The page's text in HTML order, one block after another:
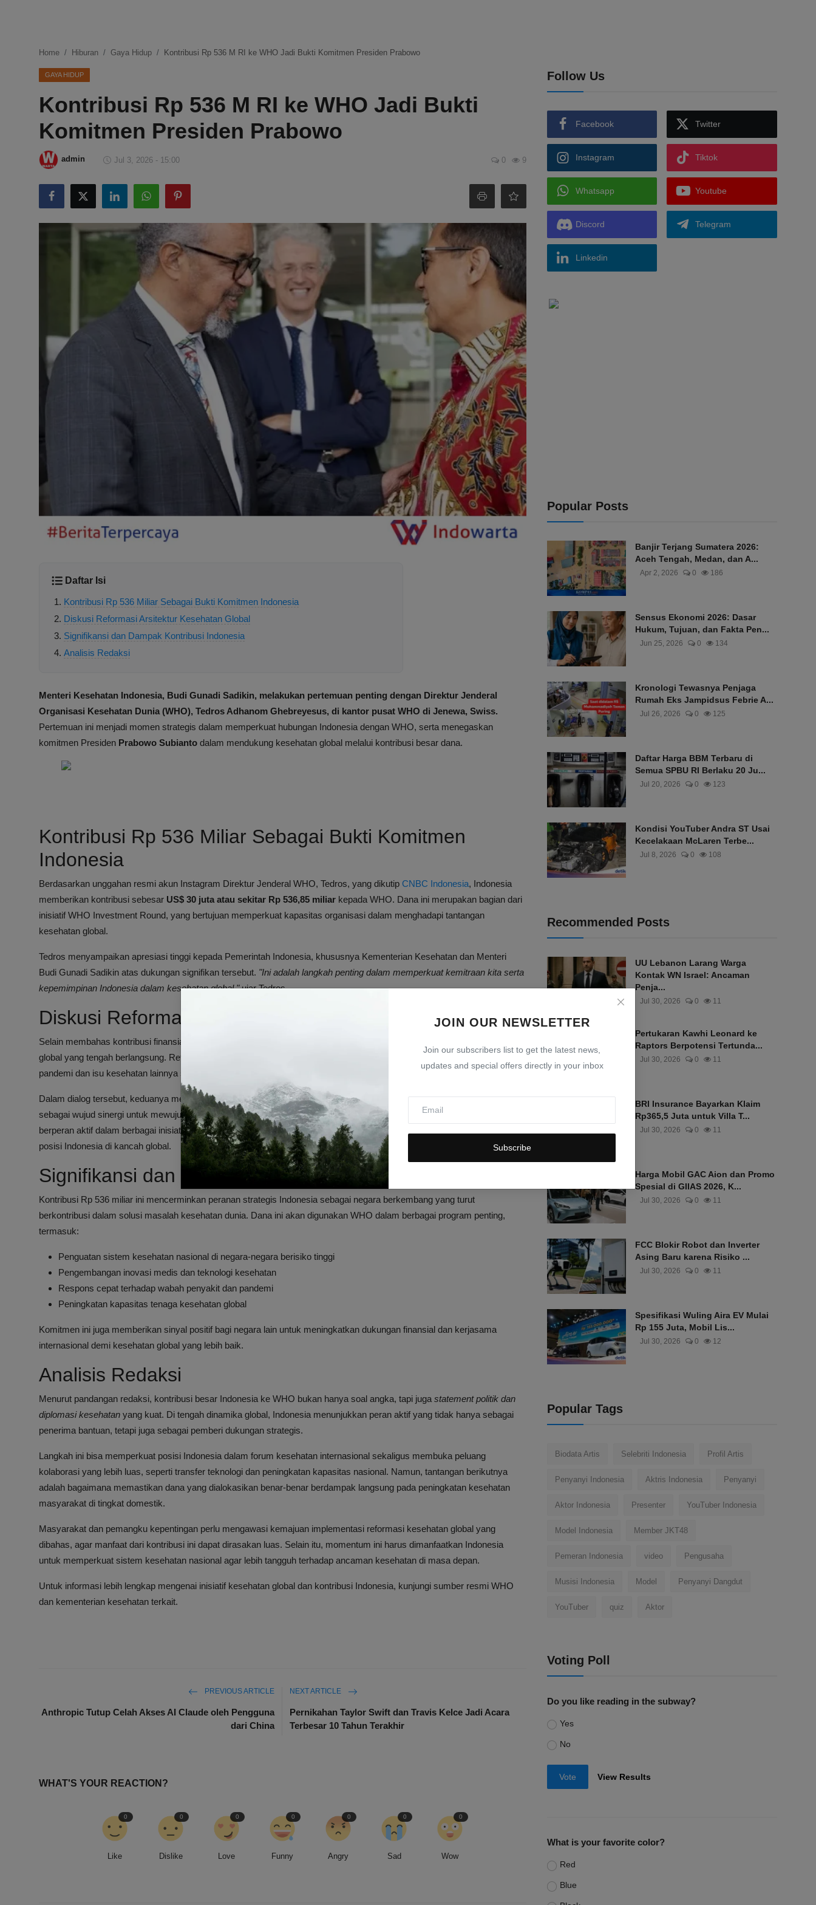
Ekonomi
Internasional
Teknologi
Hiburan
Kesehatan
JOIN OUR NEWSLETTER
Join our subscribers list to get the latest news,
updates and special offers directly in your inbox
Subscribe
Home Hiburan Gaya Hidup Kontribusi Rp 536 M RI ke WHO Jadi Bukti Komitmen Presiden Prabowo
GAYA HIDUP
Kontribusi Rp 536 M RI ke WHO Jadi Bukti
Komitmen Presiden Prabowo
admin Jul 3, 2026 - 15:00 0 9
Daftar Isi
Kontribusi Rp 536 Miliar Sebagai Bukti Komitmen Indonesia
Diskusi Reformasi Arsitektur Kesehatan Global
Signifikansi dan Dampak Kontribusi Indonesia
Analisis Redaksi
Menteri Kesehatan Indonesia, Budi Gunadi Sadikin, melakukan pertemuan penting dengan Direktur Jenderal
Organisasi Kesehatan Dunia (WHO), Tedros Adhanom Ghebreyesus, di kantor pusat WHO di Jenewa, Swiss.
Pertemuan ini menjadi momen strategis dalam memperkuat hubungan Indonesia dengan WHO, serta menegaskan
komitmen Presiden Prabowo Subianto dalam mendukung kesehatan global melalui kontribusi besar dana.
Kontribusi Rp 536 Miliar Sebagai Bukti Komitmen
Indonesia
Berdasarkan unggahan resmi akun Instagram Direktur Jenderal WHO, Tedros, yang dikutip CNBC Indonesia, Indonesia
memberikan kontribusi sebesar US$ 30 juta atau sekitar Rp 536,85 miliar kepada WHO. Dana ini merupakan bagian dari
inisiatif WHO Investment Round, yang bertujuan memperkuat kapasitas organisasi dalam menghadapi tantangan
kesehatan global.
Tedros menyampaikan apresiasi tinggi kepada Pemerintah Indonesia, khususnya Kementerian Kesehatan dan Menteri
Budi Gunadi Sadikin atas dukungan signifikan tersebut. "Ini adalah langkah penting dalam memperkuat kemitraan kita serta
kepemimpinan Indonesia dalam kesehatan global,"ujar Tedros.
Diskusi Reformasi Arsitektur Kesehatan Global
Selain membahas kontribusi finansial, pertemuan ini juga digunakan untuk mendiskusikan reformasi arsitektur kesehatan
global yang tengah berlangsung. Reformasi ini bertujuan meningkatkan respons dan koordinasi WHO dalam menghadapi
pandemi dan isu kesehatan lainnya secara lebih efektif.
Dalam dialog tersebut, keduanya menekankan pentingnya kolaborasi lebih dalam melalui penguatan Pusat Inovasi WHO,
sebagai wujud sinergi untuk mewujudkan#HealthForAll. Menteri Budi Gunadi menegaskan komitmen Indonesia untuk terus
berperan aktif dalam berbagai inisiatif kesehatan internasional, sejalan dengan visi Presiden Prabowo untuk memperkuat
posisi Indonesia di kancah global.
Signifikansi dan Dampak Kontribusi Indonesia
Kontribusi Rp 536 miliar ini mencerminkan peranan strategis Indonesia sebagai negara berkembang yang turut
berkontribusi dalam solusi masalah kesehatan dunia. Dana ini akan digunakan WHO dalam berbagai program penting,
termasuk:
Penguatan sistem kesehatan nasional di negara-negara berisiko tinggi
Pengembangan inovasi medis dan teknologi kesehatan
Respons cepat terhadap wabah penyakit dan pandemi
Peningkatan kapasitas tenaga kesehatan global
Komitmen ini juga memberikan sinyal positif bagi negara lain untuk meningkatkan dukungan finansial dan kerjasama
internasional demi kesehatan global yang lebih baik.
Analisis Redaksi
Menurut pandangan redaksi, kontribusi besar Indonesia ke WHO bukan hanya soal angka, tapi juga statement politik dan
diplomasi kesehatan yang kuat. Di tengah dinamika global, Indonesia menunjukkan peran aktif yang tidak hanya sebagai
penerima bantuan, tetapi juga sebagai pemberi dukungan strategis.
Langkah ini bisa memperkuat posisi Indonesia dalam forum kesehatan internasional sekaligus membuka peluang
kolaborasi yang lebih luas, seperti transfer teknologi dan peningkatan kapasitas nasional. Namun, tantangan berikutnya
adalah bagaimana memastikan dana yang dialokasikan benar-benar berdampak langsung pada peningkatan kesehatan
masyarakat di tingkat domestik.
Masyarakat dan pemangku kepentingan perlu mengawasi kemajuan implementasi reformasi kesehatan global yang
dibahas, agar manfaat dari kontribusi ini dapat dirasakan luas. Selain itu, momentum ini harus dimanfaatkan Indonesia
untuk memperkuat sistem kesehatan nasional agar lebih tangguh terhadap ancaman kesehatan di masa depan.
Untuk informasi lebih lengkap mengenai inisiatif kesehatan global dan kontribusi Indonesia, kunjungi sumber resmi WHO
dan kementerian kesehatan terkait.
PREVIOUS ARTICLE
Anthropic Tutup Celah Akses AI Claude oleh Pengguna
dari China
NEXT ARTICLE
Pernikahan Taylor Swift dan Travis Kelce Jadi Acara
Terbesar 10 Tahun Terakhir
WHAT'S YOUR REACTION?
Like
0
Dislike
0
Love
0
Funny
0
Angry
0
Sad
0
Wow
0
Follow Us
Facebook Twitter
Instagram Tiktok
Whatsapp Youtube
Discord Telegram
Linkedin
Popular Posts
Banjir Terjang Sumatera 2026:
Aceh Tengah, Medan, dan A...
Apr 2, 2026 0 186
Sensus Ekonomi 2026: Dasar
Hukum, Tujuan, dan Fakta Pen...
Jun 25, 2026 0 134
Kronologi Tewasnya Penjaga
Rumah Eks Jampidsus Febrie A...
Jul 26, 2026 0 125
Daftar Harga BBM Terbaru di
Semua SPBU RI Berlaku 20 Ju...
Jul 20, 2026 0 123
Kondisi YouTuber Andra ST Usai
Kecelakaan McLaren Terbe...
Jul 8, 2026 0 108
Recommended Posts
UU Lebanon Larang Warga
Kontak WN Israel: Ancaman
Penja...
Jul 30, 2026 0 11
Pertukaran Kawhi Leonard ke
Raptors Berpotensi Tertunda...
Jul 30, 2026 0 11
BRI Insurance Bayarkan Klaim
Rp365,5 Juta untuk Villa T...
Jul 30, 2026 0 11
Harga Mobil GAC Aion dan Promo
Spesial di GIIAS 2026, K...
Jul 30, 2026 0 11
FCC Blokir Robot dan Inverter
Asing Baru karena Risiko ...
Jul 30, 2026 0 11
Spesifikasi Wuling Aira EV Mulai
Rp 155 Juta, Mobil Lis...
Jul 30, 2026 0 12
Popular Tags
Biodata Artis Selebriti Indonesia Profil Artis
Penyanyi Indonesia Aktris Indonesia Penyanyi
Aktor Indonesia Presenter YouTuber Indonesia
Model Indonesia Member JKT48
Pemeran Indonesia video Pengusaha
Musisi Indonesia Model Penyanyi Dangdut
YouTuber quiz Aktor
Voting Poll
Do you like reading in the subway?
Yes
No
Vote View Results
What is your favorite color?
Red
Blue